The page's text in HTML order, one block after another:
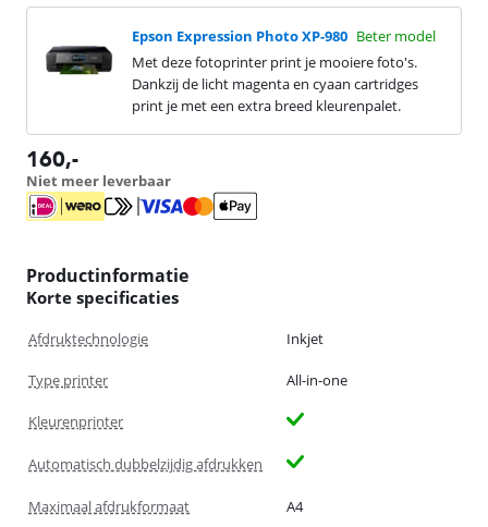
Epson Expression Photo XP-980 Beter model
Met deze fotoprinter print je mooiere foto's.
Dankzij de licht magenta en cyaan cartridges
print je met een extra breed kleurenpalet.
160,-
Niet meer leverbaar
Productinformatie
Korte specificaties
Afdruktechnologie Inkjet
Type printer All-in-one
Kleurenprinter
Automatisch dubbelzijdig afdrukken
Maximaal afdrukformaat A4